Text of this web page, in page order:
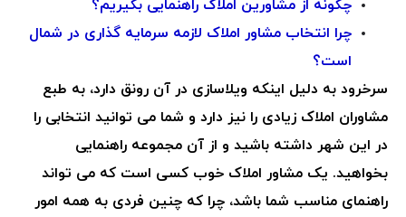
چگونه از مشاورین املاک راهنمایی بگیریم؟
چرا انتخاب مشاور املاک لازمه سرمایه گذاری در شمال
است؟
سرخرود به دلیل اینکه ویلاسازی در آن رونق دارد، به طبع
مشاوران املاک زیادی را نیز دارد و شما می توانید انتخابی را
در این شهر داشته باشید و از آن مجموعه راهنمایی
بخواهید. یک مشاور املاک خوب کسی است که می تواند
راهنمای مناسب شما باشد، چرا که چنین فردی به همه امور